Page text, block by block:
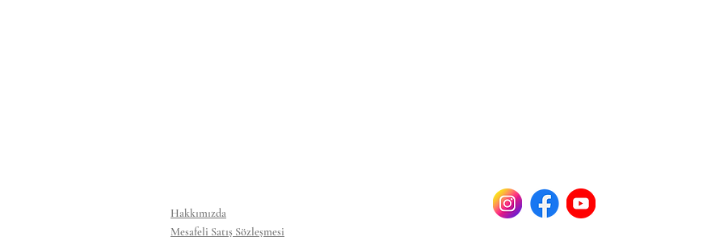
Hakkımızda
Mesafeli Satış Sözleşmesi